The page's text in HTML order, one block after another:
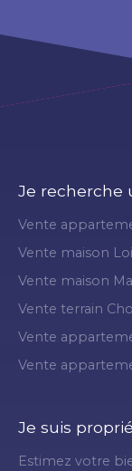
Je recherche
Vente
Vente maison
Vente maison
Vente terrain
Vente
Vente
Je suis
Estimez votre